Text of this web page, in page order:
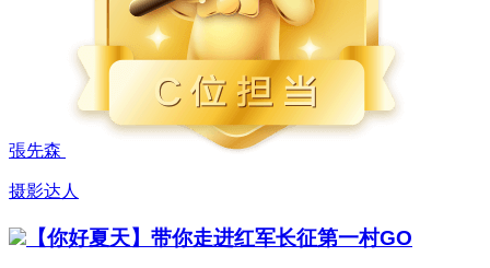
張先森
摄影达人
【你好夏天】带你走进红军长征第一村GO